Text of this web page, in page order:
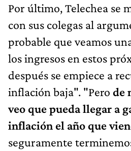
Por último, Telechea se
con sus colegas al
probable que veamos
los ingresos en estos
después se empiece a
inflación baja". "Pero de
veo que pueda llegar a
inflación el año que
seguramente